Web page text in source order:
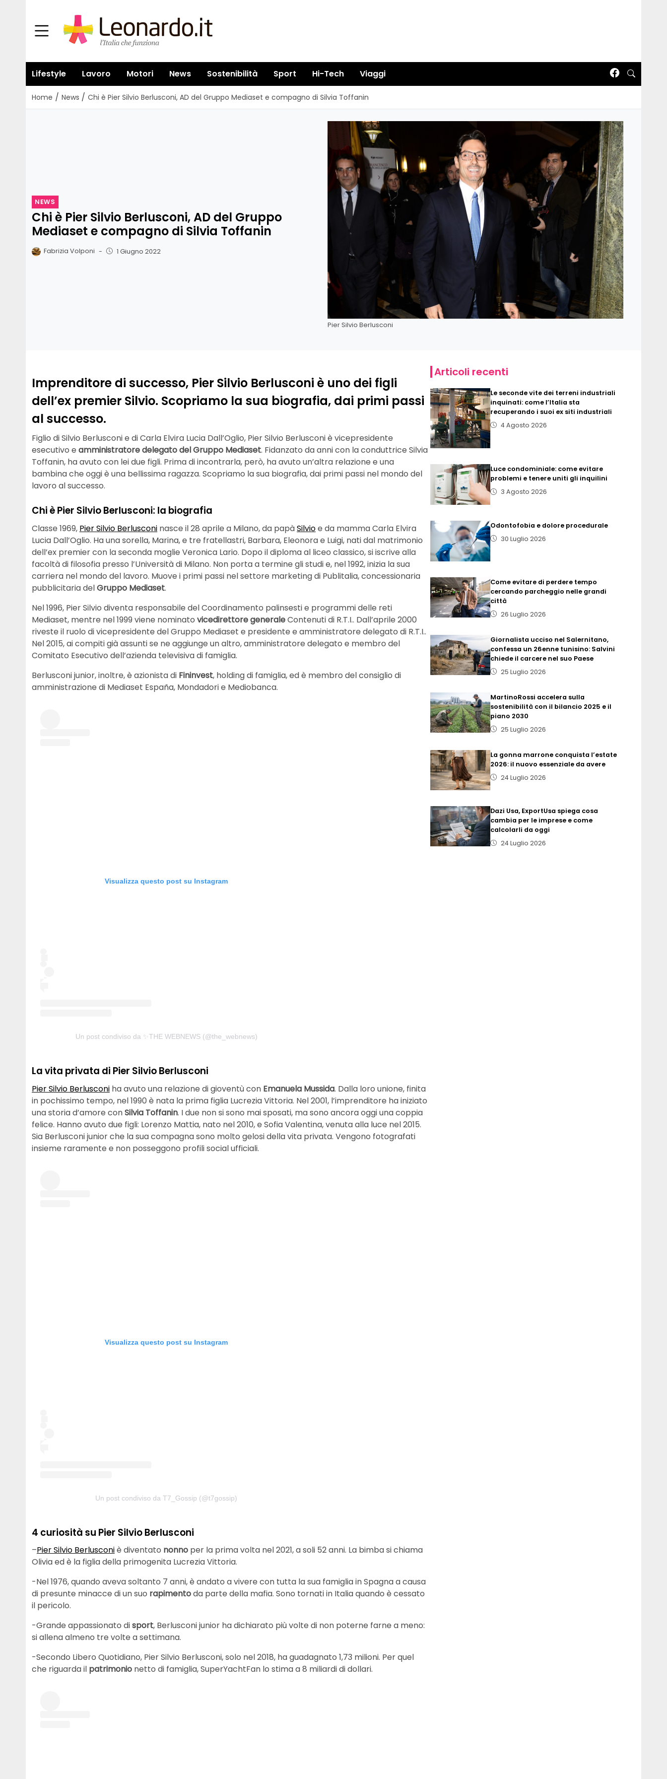
Lifestyle Lavoro Motori News Sostenibilità Sport Hi-Tech Viaggi
Home / News / Chi è Pier Silvio Berlusconi, AD del Gruppo Mediaset e compagno di Silvia Toffanin
NEWS
Chi è Pier Silvio Berlusconi, AD del Gruppo
Mediaset e compagno di Silvia Toffanin
Fabrizia Volponi - 1 Giugno 2022
Pier Silvio Berlusconi
Imprenditore di successo, Pier Silvio Berlusconi è uno dei figli
dell’ex premier Silvio. Scopriamo la sua biografia, dai primi passi
al successo.
Figlio di Silvio Berlusconi e di Carla Elvira Lucia Dall’Oglio, Pier Silvio Berlusconi è vicepresidente
esecutivo e amministratore delegato del Gruppo Mediaset. Fidanzato da anni con la conduttrice Silvia
Toffanin, ha avuto con lei due figli. Prima di incontrarla, però, ha avuto un’altra relazione e una
bambina che oggi è una bellissima ragazza. Scopriamo la sua biografia, dai primi passi nel mondo del
lavoro al successo.
Chi è Pier Silvio Berlusconi: la biografia
Classe 1969, Pier Silvio Berlusconi nasce il 28 aprile a Milano, da papàSilvioe da mamma Carla Elvira
Lucia Dall’Oglio. Ha una sorella, Marina, e tre fratellastri, Barbara, Eleonora e Luigi, nati dal matrimonio
dell’ex premier con la seconda moglie Veronica Lario. Dopo il diploma al liceo classico, si iscrive alla
facoltà di filosofia presso l’Università di Milano. Non porta a termine gli studi e, nel 1992, inizia la sua
carriera nel mondo del lavoro. Muove i primi passi nel settore marketing di Publitalia, concessionaria
pubblicitaria delGruppo Mediaset.
Nel 1996, Pier Silvio diventa responsabile del Coordinamento palinsesti e programmi delle reti
Mediaset, mentre nel 1999 viene nominato vicedirettore generaleContenuti di R.T.I.. Dall’aprile 2000
riveste il ruolo di vicepresidente del Gruppo Mediaset e presidente e amministratore delegato di R.T.I..
Nel 2015, ai compiti già assunti se ne aggiunge un altro, amministratore delegato e membro del
Comitato Esecutivo dell’azienda televisiva di famiglia.
Berlusconi junior, inoltre, è azionista di Fininvest, holding di famiglia, ed è membro del consiglio di
amministrazione di Mediaset España, Mondadori e Mediobanca.
Visualizza questo post su Instagram
Un post condiviso da ✨THE WEBNEWS (@the_webnews)
La vita privata di Pier Silvio Berlusconi
Pier Silvio Berlusconi ha avuto una relazione di gioventù con Emanuela Mussida. Dalla loro unione, finita
in pochissimo tempo, nel 1990 è nata la prima figlia Lucrezia Vittoria. Nel 2001, l’imprenditore ha iniziato
una storia d’amore conSilvia Toffanin. I due non si sono mai sposati, ma sono ancora oggi una coppia
felice. Hanno avuto due figli: Lorenzo Mattia, nato nel 2010, e Sofia Valentina, venuta alla luce nel 2015.
Sia Berlusconi junior che la sua compagna sono molto gelosi della vita privata. Vengono fotografati
insieme raramente e non posseggono profili social ufficiali.
Visualizza questo post su Instagram
Un post condiviso da T7_Gossip (@t7gossip)
4 curiosità su Pier Silvio Berlusconi
–Pier Silvio Berlusconiè diventato nonno per la prima volta nel 2021, a soli 52 anni. La bimba si chiama
Olivia ed è la figlia della primogenita Lucrezia Vittoria.
-Nel 1976, quando aveva soltanto 7 anni, è andato a vivere con tutta la sua famiglia in Spagna a causa
di presunte minacce di un suo rapimentoda parte della mafia. Sono tornati in Italia quando è cessato
il pericolo.
-Grande appassionato disport, Berlusconi junior ha dichiarato più volte di non poterne farne a meno:
si allena almeno tre volte a settimana.
-Secondo Libero Quotidiano, Pier Silvio Berlusconi, solo nel 2018, ha guadagnato 1,73 milioni. Per quel
che riguarda il patrimonio netto di famiglia, SuperYachtFan lo stima a 8 miliardi di dollari.
Articoli recenti
Le seconde vite dei terreni industriali
inquinati: come l’Italia sta
recuperando i suoi ex siti industriali
4 Agosto 2026
Luce condominiale: come evitare
problemi e tenere uniti gli inquilini
3 Agosto 2026
Odontofobia e dolore procedurale
30 Luglio 2026
Come evitare di perdere tempo
cercando parcheggio nelle grandi
città
26 Luglio 2026
Giornalista ucciso nel Salernitano,
confessa un 26enne tunisino: Salvini
chiede il carcere nel suo Paese
25 Luglio 2026
MartinoRossi accelera sulla
sostenibilità con il bilancio 2025 e il
piano 2030
25 Luglio 2026
La gonna marrone conquista l’estate
2026: il nuovo essenziale da avere
24 Luglio 2026
Dazi Usa, ExportUsa spiega cosa
cambia per le imprese e come
calcolarli da oggi
24 Luglio 2026